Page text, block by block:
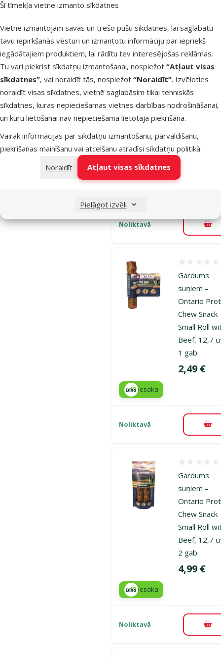
Šī tīmekļa vietne izmanto sīkdatnes
Vietnē izmantojam savas un trešo pušu sīkdatnes, lai saglabātu
tavu iepirkšanās vēsturi un izmantotu informāciju par iepriekš
iegādātajiem produktiem, lai rādītu tev interesējošas reklāmas.
Tu vari piekrist sīkdatņu izmantošanai, nospiežot “Atļaut visas
sīkdatnes”, vai noraidīt tās, nospiežot “Noraidīt”. Izvēloties
noraidīt visas sīkdatnes, vietnē saglabāsim tikai tehniskās
sīkdatnes, kuras nepieciešamas vietnes darbības nodrošināšanai,
un kuru lietošanai nav nepieciešama lietotāja piekrišana.
Vairāk informācijas par sīkdatņu izmantošanu, pārvaldīšanu,
piekrišanas mainīšanu vai atcelšanu atradīsi sīkdatņu politikā.
Noraidīt
Atļaut visas sīkdatnes
Pielāgot izvēli
Noliktavā
Gardums
suņiem –
Ontario
Chicken, 8,9
1 gab.
Atsauksmes
Noliktavā
Gardums
suņiem –
Ontario
Chew Snack
Small Roll
Beef, 12,7
1 gab.
Cena
2,49 €
iesaka
Noliktavā
Gardums
suņiem –
Ontario
Chew Snack
Small Roll
Beef, 12,7
2 gab.
Cena
4,99 €
iesaka
Noliktavā